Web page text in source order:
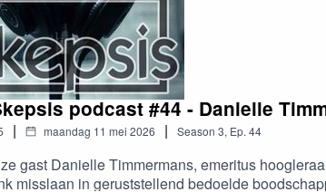
podcast #44 - Danielle
| maandag 11 mei 2026 | Season 3, Ep. 44
gast Danielle Timmermans, emeritus
misslaan in geruststellend bedoelde